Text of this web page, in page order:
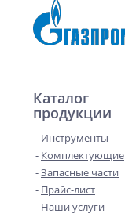
Каталог
продукции
Инструменты
Комплектующие
Запасные части
Прайс-лист
Наши услуги